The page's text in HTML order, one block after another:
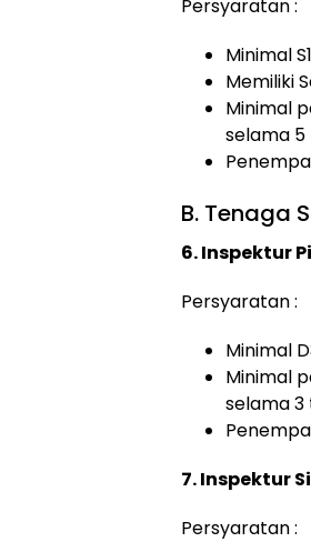
Persyaratan :
Minimal
Memiliki
Minimal
selama
B. Tenaga
6. Inspektur
Persyaratan :
Minimal
Minimal
selama 3
7. Inspektur
Persyaratan :